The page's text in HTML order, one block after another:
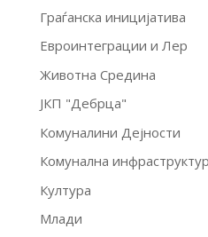
Граѓанска иницијатива
Евроинтеграции и Лер
Животна Средина
ЈКП "Дебрца"
Комуналини Дејности
Комунална
Култура
Млади